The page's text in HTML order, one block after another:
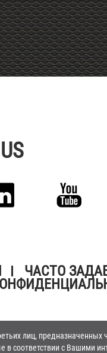
Alternative:
ЧАСТО
лиц,
в соответствии с Вашими